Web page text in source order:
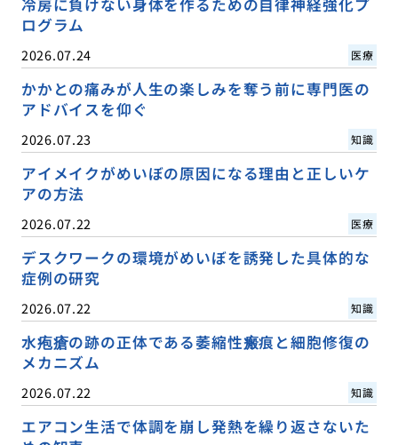
冷房に負けない身体を作るための自律神経強化プ
ログラム
2026.07.24 医療
かかとの痛みが人生の楽しみを奪う前に専門医の
アドバイスを仰ぐ
2026.07.23 知識
アイメイクがめいぼの原因になる理由と正しいケ
アの方法
2026.07.22 医療
デスクワークの環境がめいぼを誘発した具体的な
症例の研究
2026.07.22 知識
水疱瘡の跡の正体である萎縮性瘢痕と細胞修復の
メカニズム
2026.07.22 知識
エアコン生活で体調を崩し発熱を繰り返さないた